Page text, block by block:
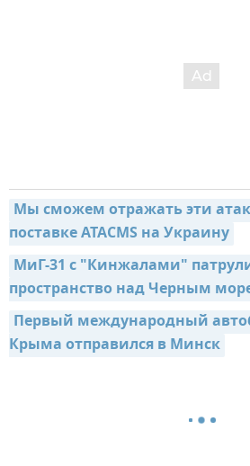
Мы сможем отражать эти
поставке ATACMS на Украину
МиГ-31 с "Кинжалами"
пространство над Черным
Первый международный
Крыма отправился в Минск